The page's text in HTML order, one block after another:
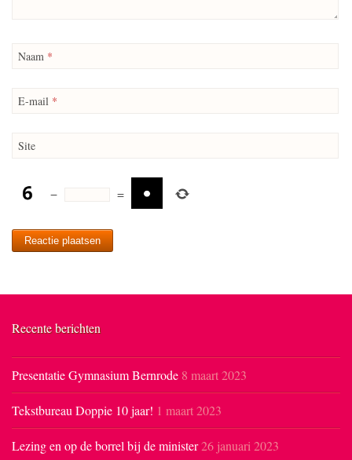
Naam *
E-mail *
Site
− =
Recente berichten
Presentatie Gymnasium Bernrode 8 maart 2023
Tekstbureau Doppie 10 jaar! 1 maart 2023
Lezing en op de borrel bij de minister26 januari 2023